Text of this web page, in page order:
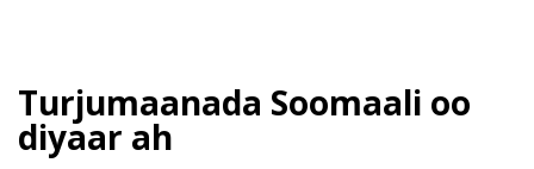
Turjumaanada Soomaali oo
diyaar ah